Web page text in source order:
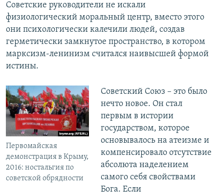
Советские руководители не искали
физиологический моральный центр, вместо этого
они психологически калечили людей, создав
герметически замкнутое пространство, в котором
марксизм-ленинизм считался наивысшей формой
истины.
Первомайская
демонстрация в Крыму,
2016: ностальгия по
советской обрядности
Советский Союз – это было
нечто новое. Он стал
первым в истории
государством, которое
основывалось на атеизме и
компенсировало отсутствие
абсолюта наделением
самого себя свойствами
Бога. Если